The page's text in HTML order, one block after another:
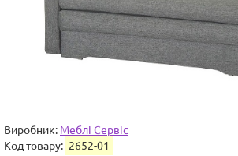
Виробник: Меблі Сервіс
Код товару: 2652-01